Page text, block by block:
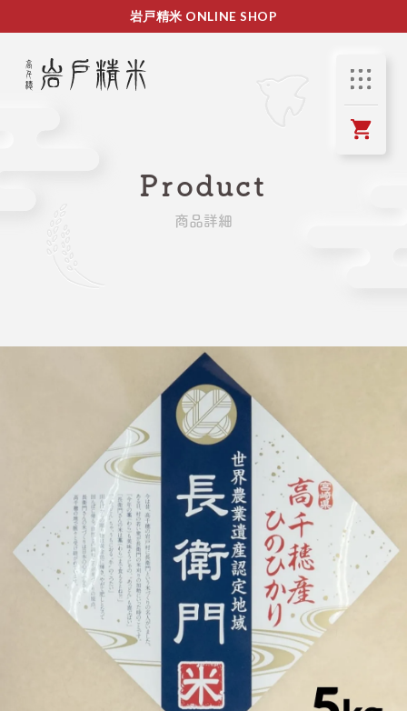
岩戸精米 ONLINE SHOP
Product
商品詳細